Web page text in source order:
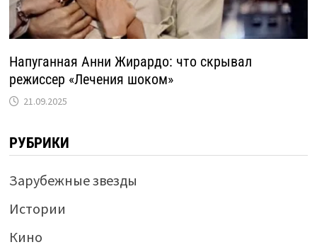
Напуганная Анни Жирардо: что скрывал
режиссер «Лечения шоком»
21.09.2025
РУБРИКИ
Зарубежные звезды
Истории
Кино